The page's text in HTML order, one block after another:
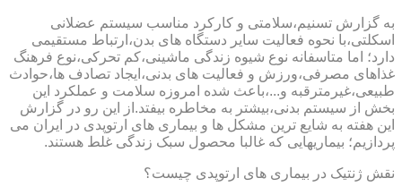
به گزارش تسنیم،سلامتی و کارکرد مناسب سیستم عضلانی
اسکلتی،با نحوه فعالیت سایر دستگاه های بدن،ارتباط مستقیمی
دارد؛ اما متاسفانه نوع شیوه زندگی ماشینی،کم تحرکی،نوع فرهنگ
غذاهای مصرفی،ورزش و فعالیت های بدنی،ایجاد تصادف ها،حوادث
طبیعی،غیرمترقبه و...،باعث شده امروزه سلامت و عملکرد این
بخش از سیستم بدنی،بیشتر به مخاطره بیفتد.از این رو در گزارش
این هفته به شایع ترین مشکل ها و بیماری های ارتوپدی در ایران می
پردازیم؛ بیماریهایی که غالبا محصول سبک زندگی غلط هستند.
نقش ژنتیک در بیماری های ارتوپدی چیست؟